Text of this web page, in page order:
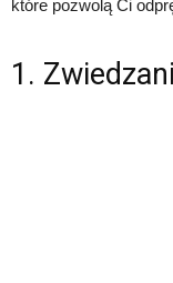
które pozwolą Ci
1.